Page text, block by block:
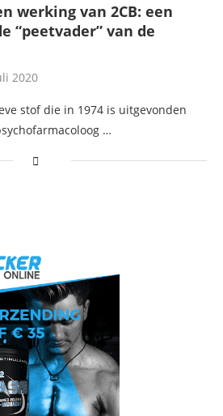
werking van 2CB: een
“peetvader” van de
2020
stof die in 1974 is uitgevonden
…